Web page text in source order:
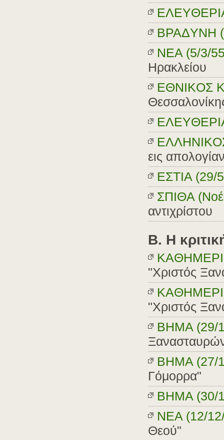
BPAΔYNH
NEA (5/3/
Ηρακλείου
EΘNIKOΣ
εις
EΣTIA (29/
ΣΠIΘA
αντιχρίστου
B. H
"Χριστός
"Χριστός
ΒΗΜΑ (29/
BHMA (27/
Γόμορρα"
ΒΗΜA (30/
NEA (12/
Θεού"